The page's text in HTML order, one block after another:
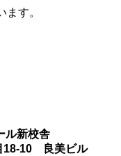
す。
ル新校舎
18-10 良美ビル